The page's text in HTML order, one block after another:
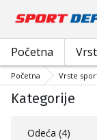
Početna
Početna Vrste
Kategorije
Odeća (4)